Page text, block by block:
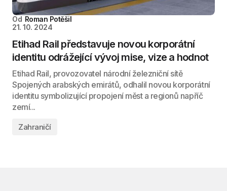
Od Roman Potěšil
21. 10. 2024
Etihad Rail představuje novou korporátní
identitu odrážející vývoj mise, vize a hodnot
Etihad Rail, provozovatel národní železniční sítě
Spojených arabských emirátů, odhalil novou korporátní
identitu symbolizující propojení měst a regionů napříč
zemí...
Zahraničí